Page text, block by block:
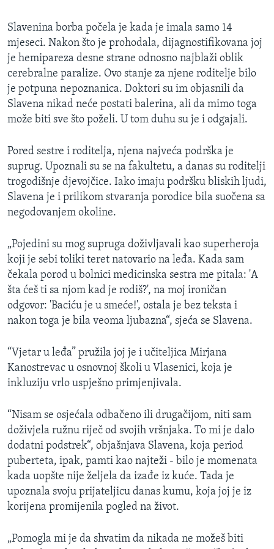
Slavenina borba počela je kada je imala samo 14
mjeseci. Nakon što je prohodala, dijagnostifikovana joj
je hemipareza desne strane odnosno najblaži oblik
cerebralne paralize. Ovo stanje za njene roditelje bilo
je potpuna nepoznanica. Doktori su im objasnili da
Slavena nikad neće postati balerina, ali da mimo toga
može biti sve što poželi. U tom duhu su je i odgajali.
Pored sestre i roditelja, njena najveća podrška je
suprug. Upoznali su se na fakultetu, a danas su roditelji
trogodišnje djevojčice. Iako imaju podršku bliskih ljudi,
Slavena je i prilikom stvaranja porodice bila suočena sa
negodovanjem okoline.
„Pojedini su mog supruga doživljavali kao superheroja
koji je sebi toliki teret natovario na leđa. Kada sam
čekala porod u bolnici medicinska sestra me pitala: 'A
šta ćeš ti sa njom kad je rodiš?', na moj ironičan
odgovor: 'Baciću je u smeće!', ostala je bez teksta i
nakon toga je bila veoma ljubazna“, sjeća se Slavena.
“Vjetar u leđa” pružila joj je i učiteljica Mirjana
Kanostrevac u osnovnoj školi u Vlasenici, koja je
inkluziju vrlo uspješno primjenjivala.
“Nisam se osjećala odbačeno ili drugačijom, niti sam
doživjela ružnu riječ od svojih vršnjaka. To mi je dalo
dodatni podstrek“, objašnjava Slavena, koja period
puberteta, ipak, pamti kao najteži - bilo je momenata
kada uopšte nije željela da izađe iz kuće. Tada je
upoznala svoju prijateljicu danas kumu, koja joj je iz
korijena promijenila pogled na život.
„Pomogla mi je da shvatim da nikada ne možeš biti